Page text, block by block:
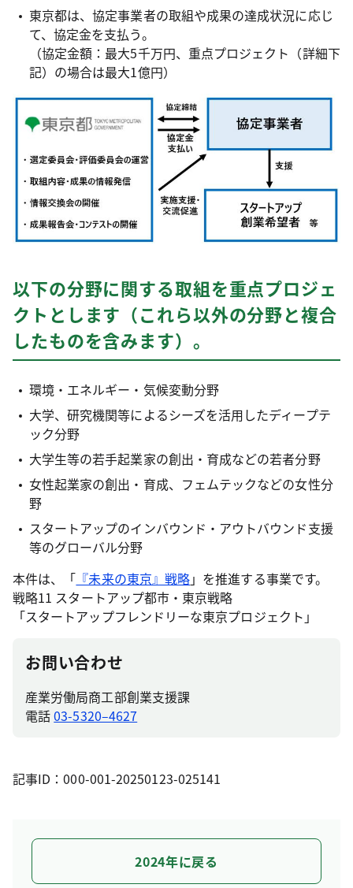
東京都は、協定事業者の取組や成果の達成状況に応じ
て、協定金を支払う。
（協定金額：最大5千万円、重点プロジェクト（詳細下
記）の場合は最大1億円）
以下の分野に関する取組を重点プロジェ
クトとします（これら以外の分野と複合
したものを含みます）。
環境・エネルギー・気候変動分野
大学、研究機関等によるシーズを活用したディープテ
ック分野
大学生等の若手起業家の創出・育成などの若者分野
女性起業家の創出・育成、フェムテックなどの女性分
野
スタートアップのインバウンド・アウトバウンド支援
等のグローバル分野
本件は、「 『未来の東京』戦略」を推進する事業です。
戦略11 スタートアップ都市・東京戦略
「スタートアップフレンドリーな東京プロジェクト」
お問い合わせ
産業労働局商工部創業支援課
電話03-5320–4627
記事ID：000-001-20250123-025141
2024年に戻る